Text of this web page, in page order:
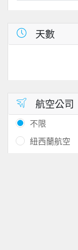
天數
航空公司
不限
紐西蘭航空